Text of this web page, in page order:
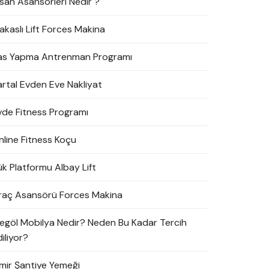
Lift Forces Makina
Yapma Antrenman Programı
Evden Eve Nakliyat
Fitness Programı
Fitness Koçu
Platformu Albay Lift
Asansörü Forces Makina
Mobilya Nedir? Neden Bu Kadar Tercih
Şantiye Yemeği